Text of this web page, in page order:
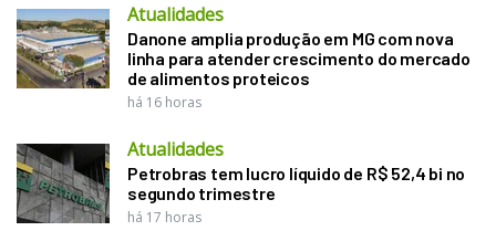
Atualidades
Danone amplia produção em MG com nova
linha para atender crescimento do mercado
de alimentos proteicos
há 16 horas
Atualidades
Petrobras tem lucro líquido de R$ 52,4 bi no
segundo trimestre
há 17 horas